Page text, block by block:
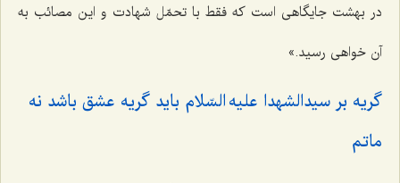
در بهشت جایگاهی است که فقط با تحمّل شهادت و این مصائب به
آن خواهی رسید.»
گریه بر سیدالشهدا علیه السّلام باید گریه عشق باشد نه
ماتم‌